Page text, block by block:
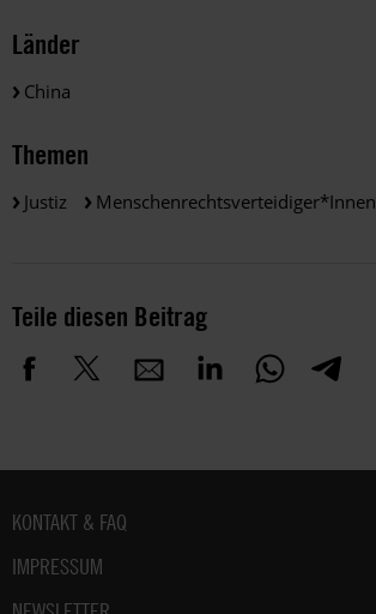
Länder
China
Themen
Justiz Menschenrechtsverteidiger*innen
Teile diesen Beitrag
Fußbereich
KONTAKT & FAQ
IMPRESSUM